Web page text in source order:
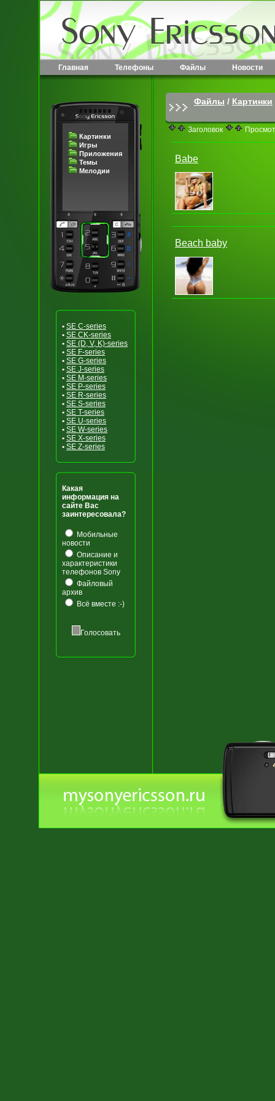
Главная Телефоны Файлы Новости
Картинки
Игры
Приложения
Темы
Мелодии
• SE C-series
• SE CK-series
• SE (D, V, K)-series
• SE F-series
• SE G-series
• SE J-series
• SE M-series
• SE P-series
• SE R-series
• SE S-series
• SE T-series
• SE U-series
• SE W-series
• SE X-series
• SE Z-series
Какая
информация на
сайте Вас
заинтересовала?
Мобильные
новости
Описание и
характеристики
телефонов Sony
Файловый
архив
Всё вместе :-)
Голосовать
Файлы / Картинки
Заголовок
Babe
Beach baby